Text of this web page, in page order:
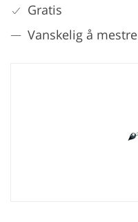
Gratis
Vanskelig å mestre